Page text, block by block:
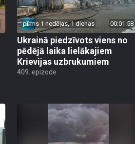
pirms 1 nedēļas, 1 dienas 00:01:58
Ukrainā piedzīvots viens no
pēdējā laika lielākajiem
Krievijas uzbrukumiem
409. epizode